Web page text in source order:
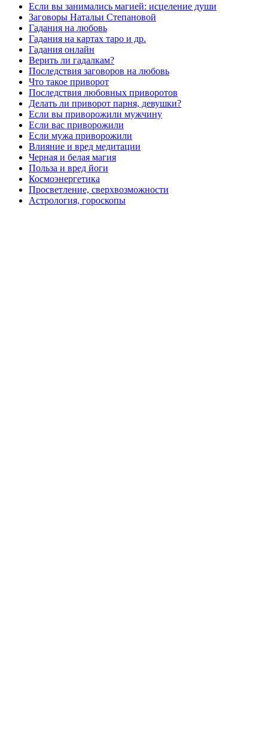
Если вы занимались магией: исцеление души
Заговоры Натальи Степановой
Гадания на любовь
Гадания на картах таро и др.
Гадания онлайн
Верить ли гадалкам?
Последствия заговоров на любовь
Что такое приворот
Последствия любовных приворотов
Делать ли приворот парня, девушки?
Если вы приворожили мужчину
Если вас приворожили
Если мужа приворожили
Влияние и вред медитации
Черная и белая магия
Польза и вред йоги
Космоэнергетика
Просветление, сверхвозможности
Астрология, гороскопы